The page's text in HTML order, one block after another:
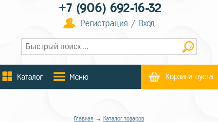
+7 (906) 692-16-32
Регистрация / Вход
Каталог Меню Корзина пуста
Главная → Каталог товаров